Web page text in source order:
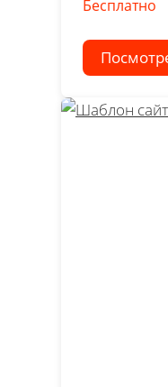
Бесплатно